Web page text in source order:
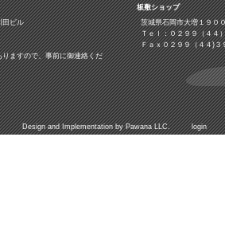
田ビル
ますので、事前に御連絡くだ
板敷ショップ
茨城県石岡市大増１９０
Ｔｅｌ：０２９９（４４
Ｆａｘ０２９９（４４)３
Design and Implementation byPawana LLC. login